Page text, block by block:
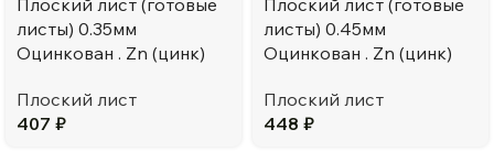
Плоский лист (готовые
листы) 0.35мм
Оцинкован . Zn (цинк)
Плоский лист
407 ₽
Плоский лист (готовые
листы) 0.45мм
Оцинкован . Zn (цинк)
Плоский лист
448 ₽